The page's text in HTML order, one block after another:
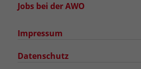
Jobs bei der AWO
Impressum
Datenschutz